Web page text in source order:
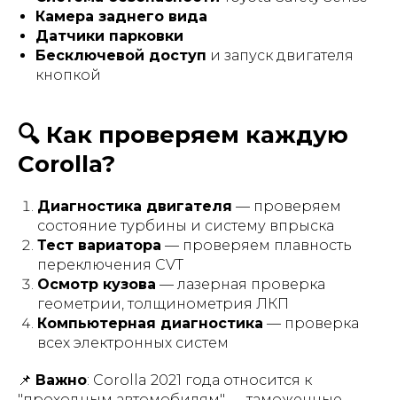
Камера заднего вида
Датчики парковки
Бесключевой доступ и запуск двигателя
кнопкой
🔍 Как проверяем каждую
Corolla?
Диагностика двигателя — проверяем
состояние турбины и систему впрыска
Тест вариатора — проверяем плавность
переключения CVT
Осмотр кузова — лазерная проверка
геометрии, толщинометрия ЛКП
Компьютерная диагностика — проверка
всех электронных систем
📌 Важно: Corolla 2021 года относится к